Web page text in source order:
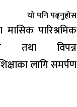
यो पनि पढ्नुहोस
मासिक पारिश्रमिक
तथा विपन्न
लागि समर्पण